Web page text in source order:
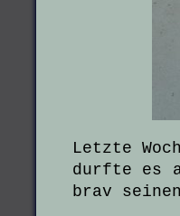
Letzte
durfte es
brav